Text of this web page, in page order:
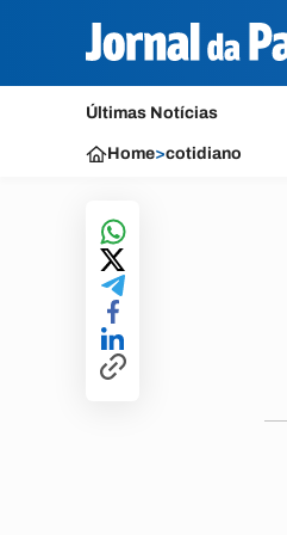
Últimas Notícias
Home>cotidiano